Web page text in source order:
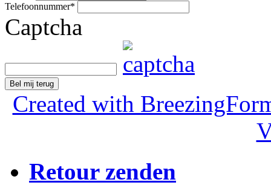
Telefoonnummer*
Captcha
Bel mij terug
Created with
Retour zenden